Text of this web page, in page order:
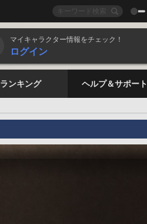
マイキャラクター情報をチェック！
ログイン
ランキング ヘルプ＆サポート